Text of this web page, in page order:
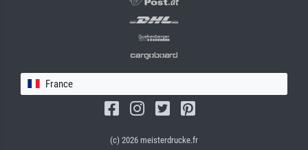
France
(c) 2026 meisterdrucke.fr